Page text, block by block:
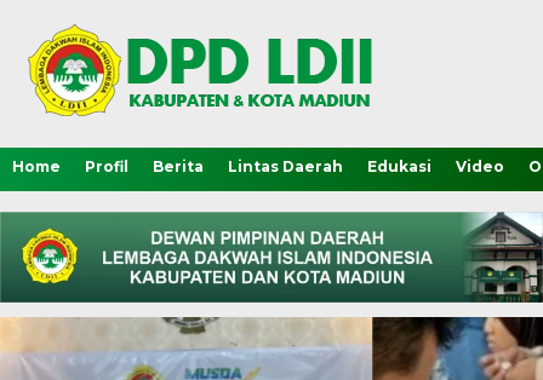
Home Profil Berita Lintas Daerah Edukasi Video